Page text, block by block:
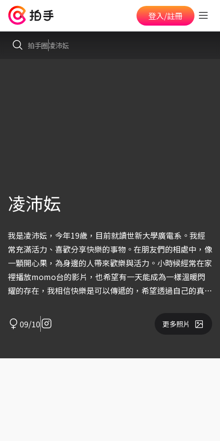
登入/註冊
拍手圈凌沛妘
凌沛妘
我是凌沛妘，今年19歲，目前就讀世新大學廣電系。我經
常充滿活力、喜歡分享快樂的事物。在朋友們的相處中，像
一顆開心果，為身邊的人帶來歡樂與活力。小時候經常在家
裡播放momo台的影片，也希望有一天能成為一樣溫暖閃
耀的存在，我相信快樂是可以傳遞的，希望透過自己的真
09/10
更多照片